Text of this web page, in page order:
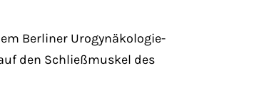
Berliner Urogynäkologie-
den Schließmuskel des